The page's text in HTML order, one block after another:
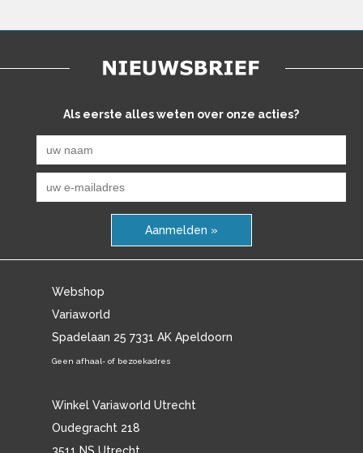
Als eerste alles weten over onze acties?
Aanmelden »
Webshop
Variaworld
Spadelaan 25 7331 AK Apeldoorn
Geen afhaal- of bezoekadres
Winkel Variaworld Utrecht
Oudegracht 218